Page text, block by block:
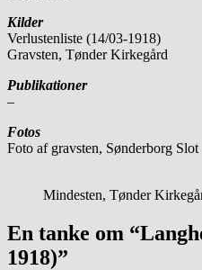
Kilder
Verlustenliste (14/03-1918)
Gravsten, Tønder Kirkegård
Publikationer
–
Fotos
Foto af gravsten, Sønderborg Slot
Mindesten, Tønder
En tanke om
1918)”